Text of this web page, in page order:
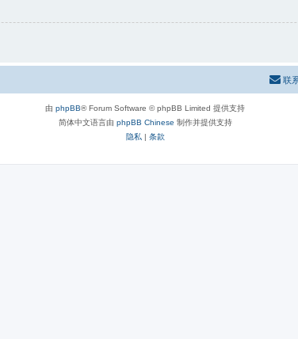
联
由 phpBB® Forum Software © phpBB Limited 提供支持
简体中文语言由 phpBB Chinese 制作并提供支持
隐私| 条款